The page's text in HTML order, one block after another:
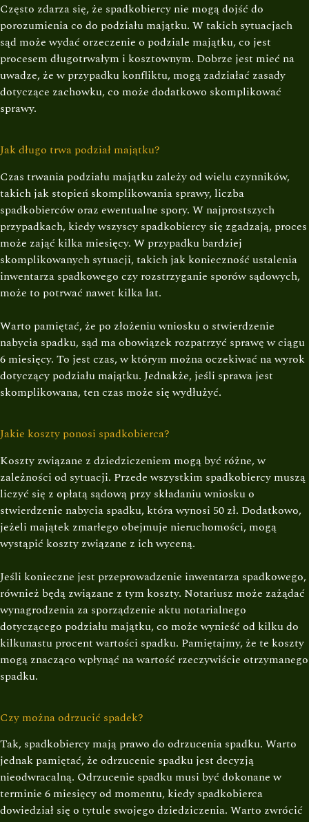
Często zdarza się, że spadkobiercy nie mogą dojść do
porozumienia co do podziału majątku. W takich sytuacjach
sąd może wydać orzeczenie o podziale majątku, co jest
procesem długotrwałym i kosztownym. Dobrze jest mieć na
uwadze, że w przypadku konfliktu, mogą zadziałać zasady
dotyczące zachowku, co może dodatkowo skomplikować
sprawy.
Jak długo trwa podział majątku?
Czas trwania podziału majątku zależy od wielu czynników,
takich jak stopień skomplikowania sprawy, liczba
spadkobierców oraz ewentualne spory. W najprostszych
przypadkach, kiedy wszyscy spadkobiercy się zgadzają, proces
może zająć kilka miesięcy. W przypadku bardziej
skomplikowanych sytuacji, takich jak konieczność ustalenia
inwentarza spadkowego czy rozstrzyganie sporów sądowych,
może to potrwać nawet kilka lat.
Warto pamiętać, że po złożeniu wniosku o stwierdzenie
nabycia spadku, sąd ma obowiązek rozpatrzyć sprawę w ciągu
6 miesięcy. To jest czas, w którym można oczekiwać na wyrok
dotyczący podziału majątku. Jednakże, jeśli sprawa jest
skomplikowana, ten czas może się wydłużyć.
Jakie koszty ponosi spadkobierca?
Koszty związane z dziedziczeniem mogą być różne, w
zależności od sytuacji. Przede wszystkim spadkobiercy muszą
liczyć się z opłatą sądową przy składaniu wniosku o
stwierdzenie nabycia spadku, która wynosi 50 zł. Dodatkowo,
jeżeli majątek zmarłego obejmuje nieruchomości, mogą
wystąpić koszty związane z ich wyceną.
Jeśli konieczne jest przeprowadzenie inwentarza spadkowego,
również będą związane z tym koszty. Notariusz może zażądać
wynagrodzenia za sporządzenie aktu notarialnego
dotyczącego podziału majątku, co może wynieść od kilku do
kilkunastu procent wartości spadku. Pamiętajmy, że te koszty
mogą znacząco wpłynąć na wartość rzeczywiście otrzymanego
spadku.
Czy można odrzucić spadek?
Tak, spadkobiercy mają prawo do odrzucenia spadku. Warto
jednak pamiętać, że odrzucenie spadku jest decyzją
nieodwracalną. Odrzucenie spadku musi być dokonane w
terminie 6 miesięcy od momentu, kiedy spadkobierca
dowiedział się o tytule swojego dziedziczenia. Warto zwrócić